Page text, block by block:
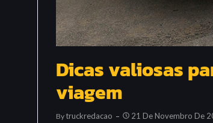
Dicas valiosas
viagem
ByTruckredacao 21 De Novembro De